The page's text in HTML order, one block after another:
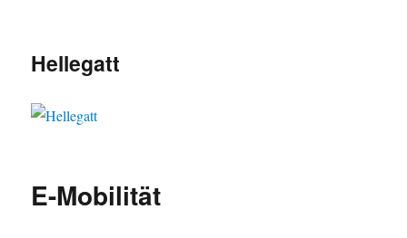
Hellegatt
E-Mobilität